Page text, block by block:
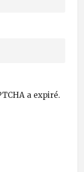
a expiré.